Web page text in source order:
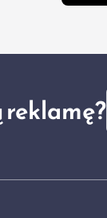
reklamę?